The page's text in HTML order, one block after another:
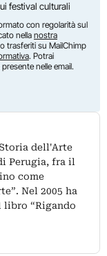
festival culturali
con regolarità sul
nella nostra
trasferiti su MailChimp
. Potrai
nelle email.
dell'Arte
Perugia, fra il
come
Nel 2005 ha
“Rigando